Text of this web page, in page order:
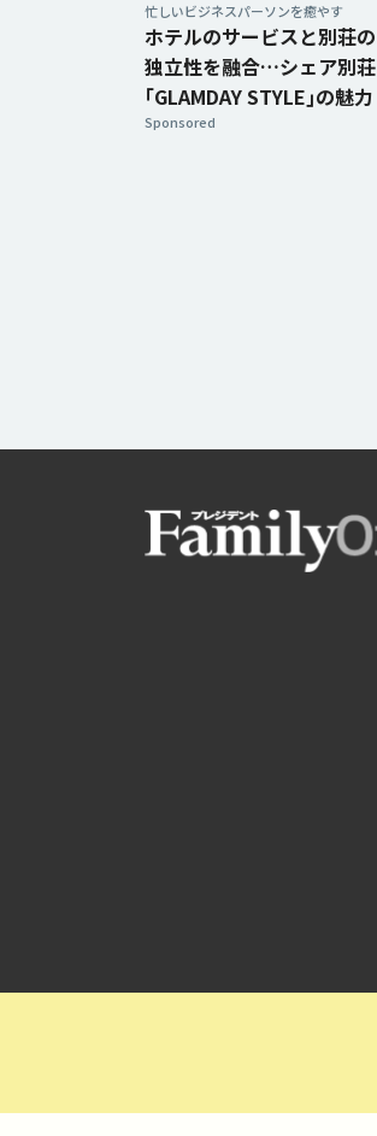
忙しいビジネスパーソンを癒やす
ホテルのサービスと別荘の
独立性を融合…シェア別荘
｢GLAMDAY STYLE｣の魅力
Sponsored